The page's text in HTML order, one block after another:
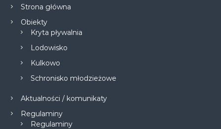
Strona główna
Obiekty
Kryta pływalnia
Lodowisko
Kulkowo
Schronisko młodzieżowe
Aktualności / komunikaty
Regulaminy
Regulaminy